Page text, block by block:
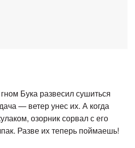
Бука развесил сушиться
— ветер унес их. А когда
озорник сорвал с его
Разве их теперь поймаешь!